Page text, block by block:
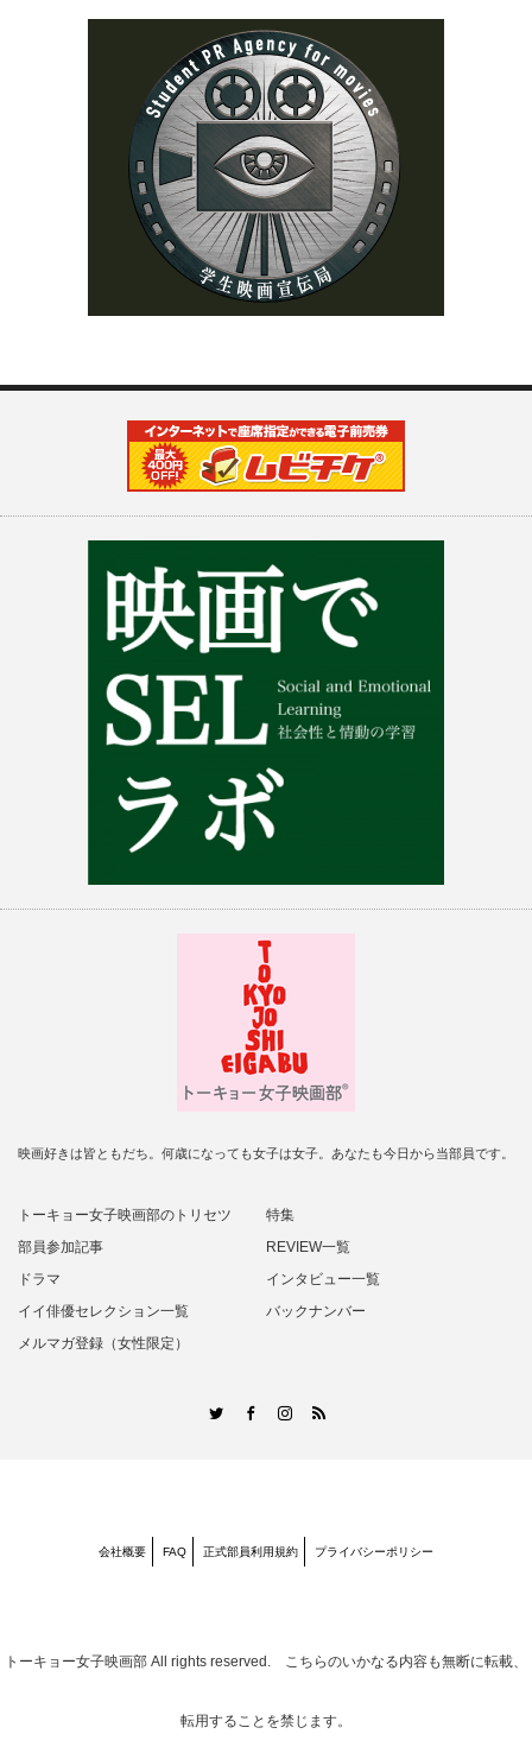
映画好きは皆ともだち。何歳になっても女子は女子。あなたも今日から当部員です。
トーキョー女子映画部のトリセツ
特集
部員参加記事
REVIEW一覧
ドラマ
インタビュー一覧
イイ俳優セレクション一覧
バックナンバー
メルマガ登録（女性限定）
TwitterFacebookInstagram
RSS
会社概要 FAQ 正式部員利用規約 プライバシーポリシー
トーキョー女子映画部 All rights reserved. こちらのいかなる内容も無断に転載、
転用することを禁じます。